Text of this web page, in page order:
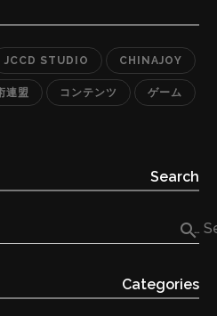
CHINAJOY
JCCD STUDIO
ゲーム
コンテンツ
連盟
Search
search
Categories